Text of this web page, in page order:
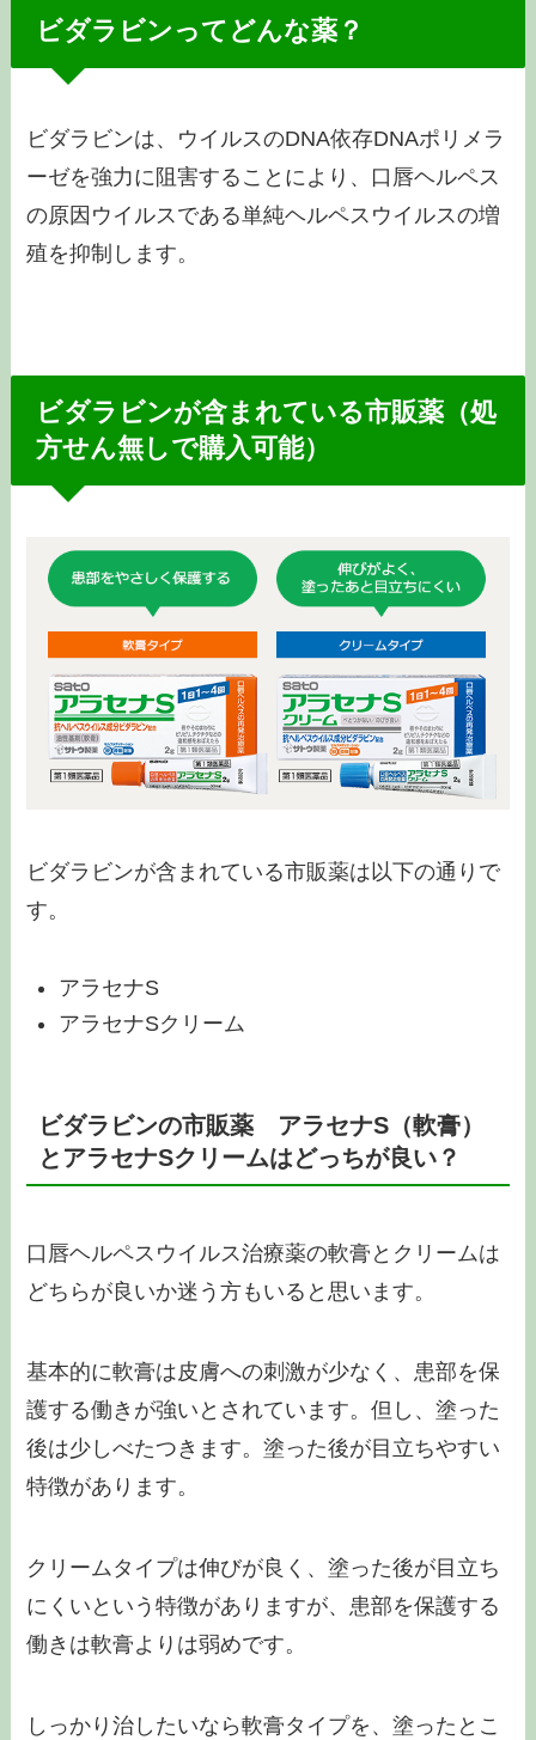
ビダラビンってどんな薬？
ビダラビンは、ウイルスのDNA依存DNAポリメラ
ーゼを強力に阻害することにより、口唇ヘルペス
の原因ウイルスである単純ヘルペスウイルスの増
殖を抑制します。
ビダラビンが含まれている市販薬（処
方せん無しで購入可能）
ビダラビンが含まれている市販薬は以下の通りで
す。
アラセナS
アラセナSクリーム
ビダラビンの市販薬 アラセナS（軟膏）
とアラセナSクリームはどっちが良い？
口唇ヘルペスウイルス治療薬の軟膏とクリームは
どちらが良いか迷う方もいると思います。
基本的に軟膏は皮膚への刺激が少なく、患部を保
護する働きが強いとされています。但し、塗った
後は少しべたつきます。塗った後が目立ちやすい
特徴があります。
クリームタイプは伸びが良く、塗った後が目立ち
にくいという特徴がありますが、患部を保護する
働きは軟膏よりは弱めです。
しっかり治したいなら軟膏タイプを、塗ったとこ